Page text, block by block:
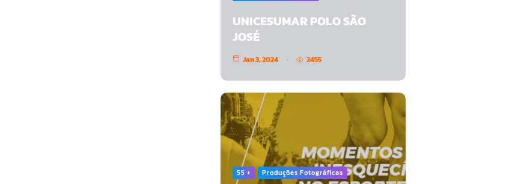
UNICESUMAR POLO SÃO
JOSÉ
Jan 3, 2024 2455
55 + Produções Fotográficas